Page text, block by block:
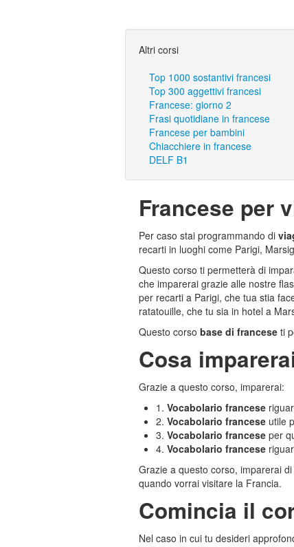
Altri corsi
Top 1000 sostantivi francesi
Top 300 aggettivi francesi
Francese: giorno 2
Frasi quotidiane in francese
Francese per bambini
Chiacchiere in francese
DELF B1
Francese per
Per caso stai programmando di
recarti in luoghi come Parigi,
Questo corso ti permetterà di
che imparerai grazie alle nostre
per recarti a Parigi, che tua stia
ratatouille, che tu sia in hotel a
Questo corso base di francese ti
Cosa
Grazie a questo corso, imparerai:
1. Vocabolario francese
2. Vocabolario francese utile
3. Vocabolario francese per
4. Vocabolario francese
Grazie a questo corso, imparerai
quando vorrai visitare la Francia.
Comincia il
Nel caso in cui tu desideri